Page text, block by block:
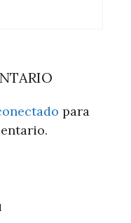
para